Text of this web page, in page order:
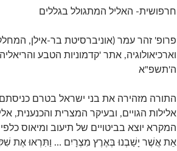
חרפושית- האליל המתגולל בגללים
פרופ' זהר עמר (אוניברסיטת בר-אילן,
וארכיאולוגיה, אתר 'קדמוניות הטבע
ה'תשפ"א
התורה מזהירה את בני ישראל בטרם
אלילות הגויים, ובעיקר המצרית
המקרא יוצא בביטויים של תיעוב ומיאוס
אֵת אֲשֶׁר יָשַׁבְנוּ בְּאֶרֶץ מִצְרָיִם … וַתִּרְאוּ אֶת